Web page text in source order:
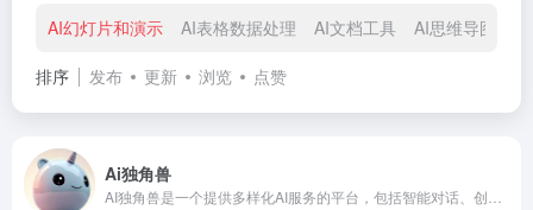
AI幻灯片和演示 AI表格数据处理 AI文档工具 AI思维导图
排序 发布 更新 浏览 点赞
Ai独角兽